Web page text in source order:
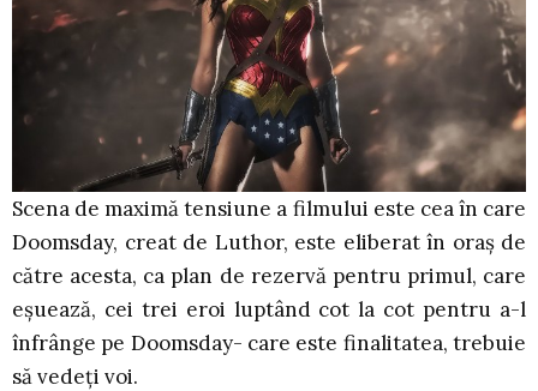
Scena de maximă tensiune a filmului este cea în care
Doomsday, creat de Luthor, este eliberat în oraș de
către acesta, ca plan de rezervă pentru primul, care
eșuează, cei trei eroi luptând cot la cot pentru a-l
înfrânge pe Doomsday- care este finalitatea, trebuie
să vedeți voi.